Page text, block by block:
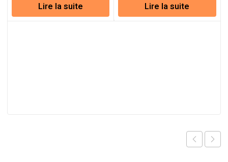
Lire la suite Lire la suite